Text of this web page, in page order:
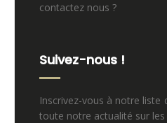
contactez nous ?
Suivez-nous !
Inscrivez-vous à notre
toute notre actualité sur les